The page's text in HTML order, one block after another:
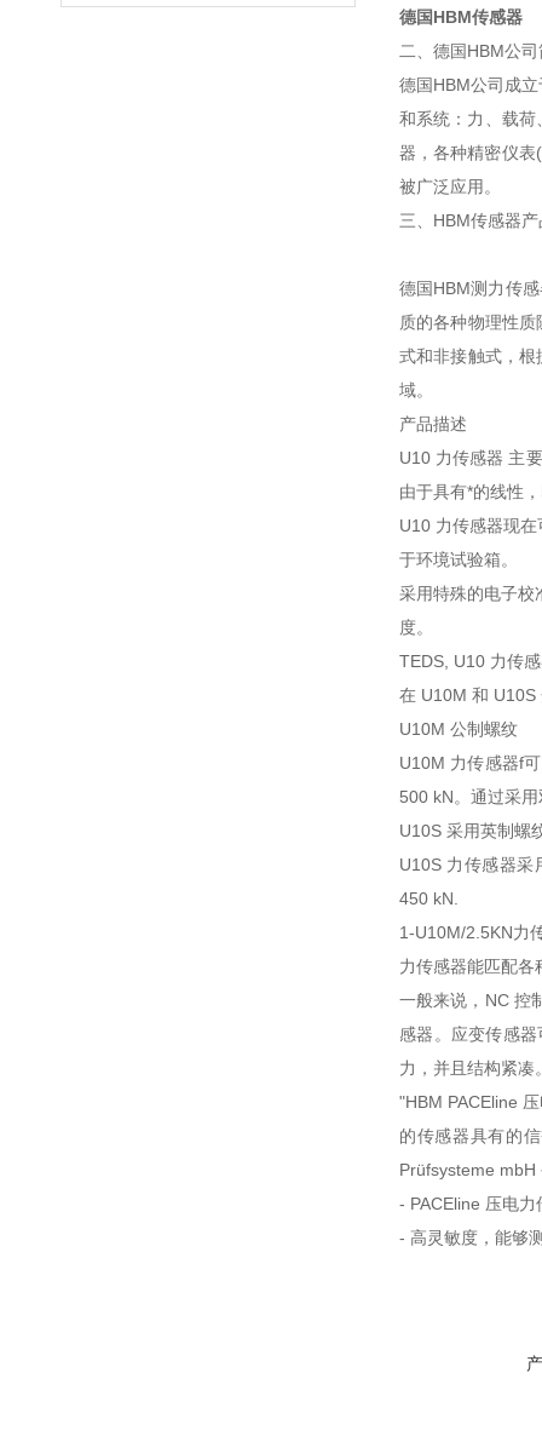
德国HBM传感器
二、德国HBM公
德国HBM公司成
和系统：力、载荷
器，各种精密仪表
被广泛应用。
三、HBM传感器
德国HBM测力传
质的各种物理性
式和非接触式，
域。
产品描述
U10 力传感器 主
由于具有*的线性
U10 力传感器现
于环境试验箱。
采用特殊的电子校
度。
TEDS, U10 力传
在 U10M 和 U10S
U10M 公制螺纹
U10M 力传感器f
500 kN。通过采
U10S 采用英制螺
U10S 力传感器
450 kN.
1-U10M/2.5KN力
力传感器能匹配各
一般来说，NC 控
感器。应变传感
力，并且结构紧凑
"HBM PACEline
的传感器具有的
Prüfsysteme mbH
- PACEline 压电
- 高灵敏度，能够